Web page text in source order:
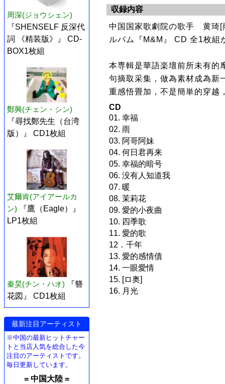
周深(ジョウシェン)
『SHENSELF 反深代
詞 《精装版》』 CD-
BOX1枚組
鄭興(チェン・シン)
『尋找鄭先生（台湾
版）』 CD1枚組
艾爾肯(アイアールカ
ン)
『鷹（Eagle）』
LP1枚組
秦昊(チン・ハオ)
『簪
花図』 CD1枚組
最新注目アーティスト
※中国の最新ヒットチャー
トと当店人気を総合した今
注目のアーティストです。
毎日更新しています。
= 中国大陸 =
収録内容
中国国家歌劇院の歌手 黄琦[
ルバム『M&M』 CD 全1枚組
本専輯是華語楽壇前所未有的
句摘取采集，做為素材成為新
重感悟畳加，不是簡単的穿越
CD
01. 幸福
02. 雨
03. 阿哥阿妹
04. 何日君再来
05. 幸福的暗号
06. 没有人知道我
07. 暖
08. 茉莉花
09. 愛的小夜曲
10. 四季歌
11. 愛的歌
12．千年
13. 愛的感情債
14. 一眼愛情
15. [ロ奥]
16. 月光